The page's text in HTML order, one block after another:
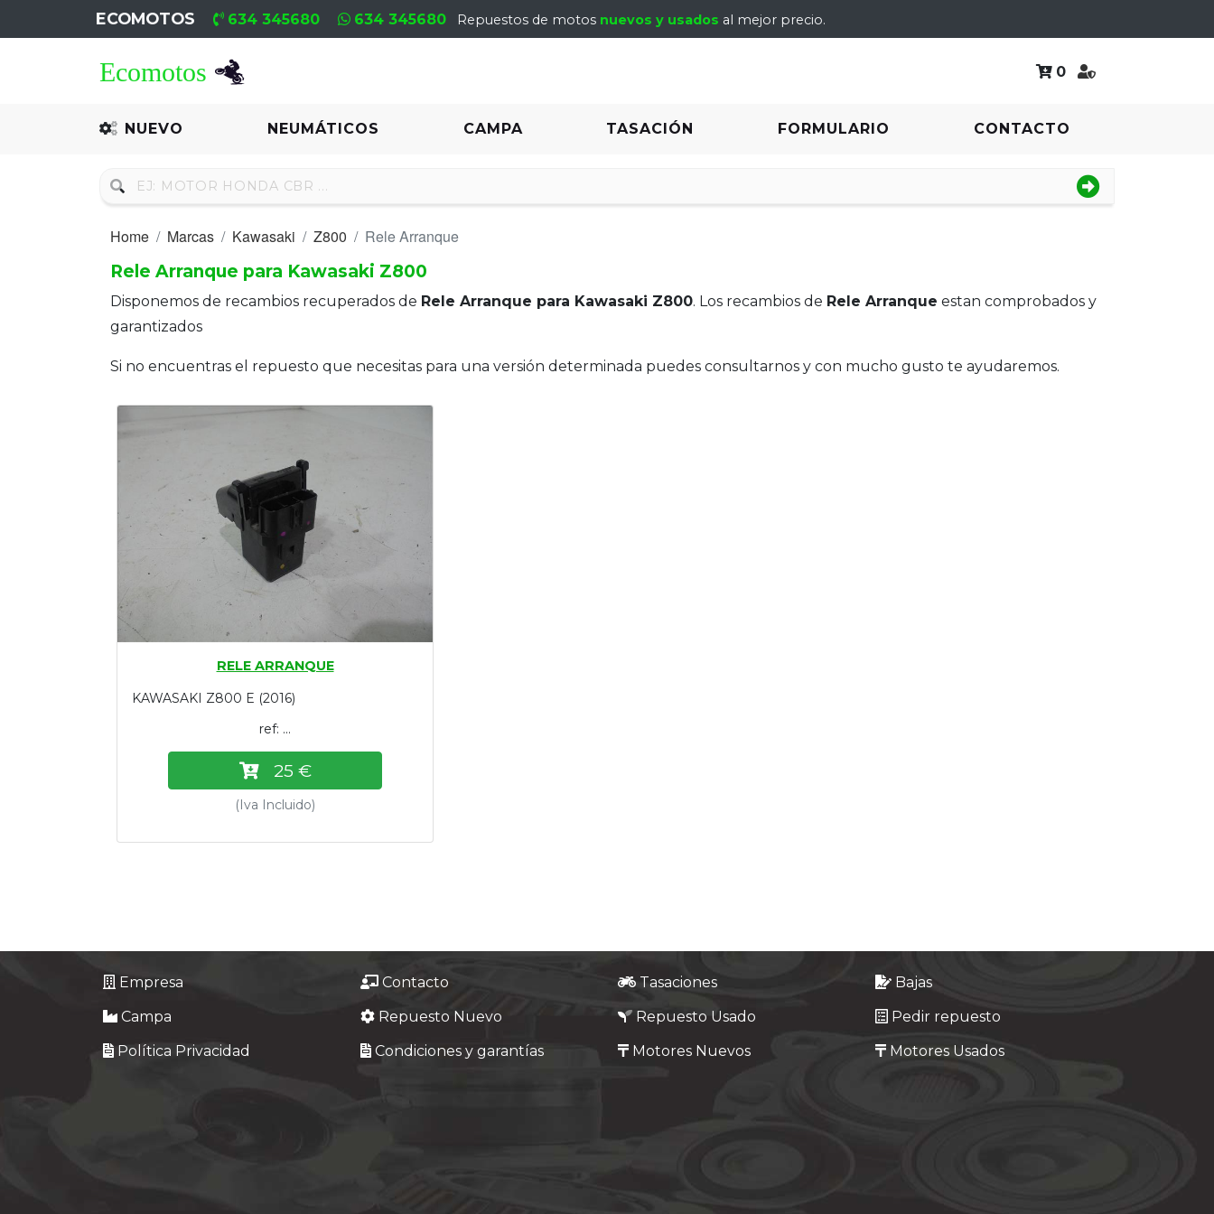
ECOMOTOS 634 345680 634 345680 Repuestos de motos nuevos y usados al mejor precio.
0
NUEVO NEUMÁTICOS CAMPA TASACIÓN FORMULARIO CONTACTO
Recambio
Neumáticos
Motores
Motores
Tasaciones
Empresa
Home Marcas Kawasaki Z800
Rele Arranque
Rele Arranque para Kawasaki Z800
Disponemos de recambios recuperados de Rele Arranque para Kawasaki Z800. Los recambios de Rele Arranque estan comprobados y
garantizados
Si no encuentras el repuesto que necesitas para una versión determinada puedes consultarnos y con mucho gusto te ayudaremos.
RELE ARRANQUE
KAWASAKI Z800 E (2016)
ref: ...
25 €
(Iva Incluido)
Empresa Contacto Tasaciones
Bajas
Campa
Repuesto Nuevo Repuesto Usado
Pedir repuesto
Política Privacidad
Condiciones y garantías Motores Nuevos Motores Usados